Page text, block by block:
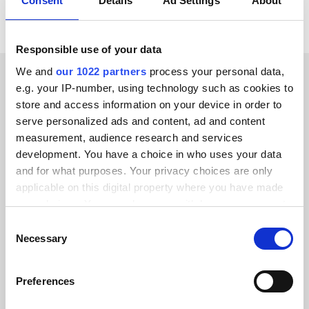
Responsible use of your data
We and our 1022 partners process your personal data,
e.g. your IP-number, using technology such as cookies to
store and access information on your device in order to
serve personalized ads and content, ad and content
measurement, audience research and services
development. You have a choice in who uses your data
and for what purposes. Your privacy choices are only
applicable on this digital property where you have made
your choices. You can change or withdraw your consent
the Privacy trigger icon.
Collect information about your geographical location
Selection
Necessary
Preferences
ERFOLGSGESCHICHTEN UNSERER KUNDEN
Erfahren Sie, wie wir das
Vertrauen unserer Kunden
gewonnen haben
Kontrolle über unsere Daten. Endlich